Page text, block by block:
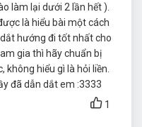
làm lại dưới 2 lần hết ).
là hiểu bài một cách
hướng đi tốt nhất cho
gia thì hãy chuẩn bị
hiểu gì là hỏi liền.
đã dẫn dắt em :3333
1